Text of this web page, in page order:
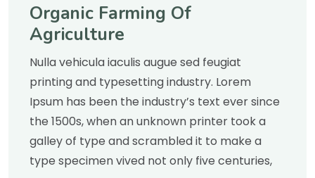
Organic Farming Of
Agriculture
Nulla vehicula iaculis augue sed feugiat
printing and typesetting industry. Lorem
Ipsum has been the industry’s text ever since
the 1500s, when an unknown printer took a
galley of type and scrambled it to make a
type specimen vived not only five centuries,